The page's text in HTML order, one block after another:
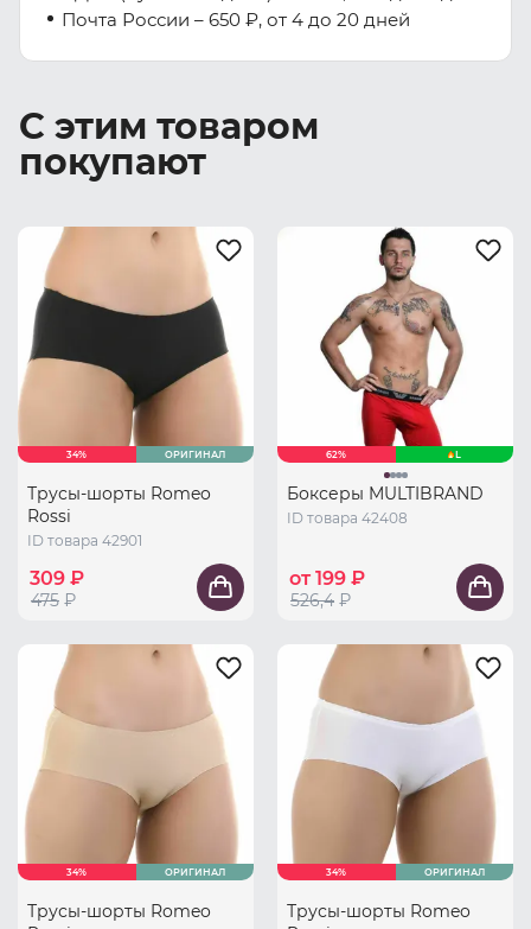
Почта России – 650 ₽, от 4 до 20 дней
С этим товаром
покупают
34% ОРИГИНАЛ
Трусы-шорты Romeo
Rossi
ID товара 42901
309 ₽
475 ₽
62% L
Боксеры MULTIBRAND
ID товара 42408
от 199 ₽
526,4 ₽
34% ОРИГИНАЛ
Трусы-шорты Romeo
34% ОРИГИНАЛ
Трусы-шорты Romeo